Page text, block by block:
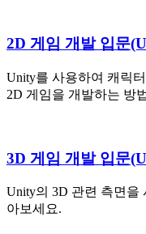
2D 게임 개발 입문
Unity를 사용하여 캐릭
2D 게임을 개발하는 방
3D 게임 개발 입문
Unity의 3D 관련 측면을
아보세요.